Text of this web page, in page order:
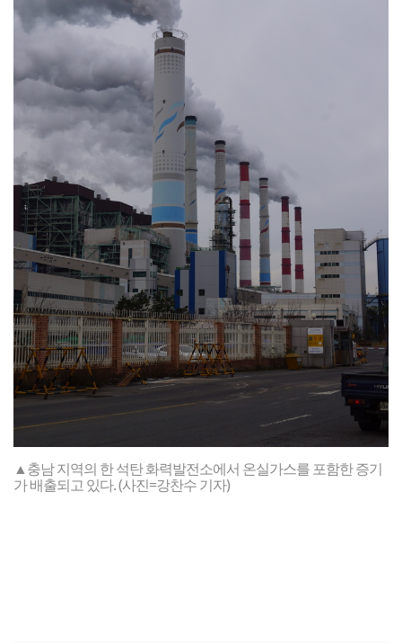
▲충남 지역의 한 석탄 화력발전소에서 온실가스를 포함한 증기
가 배출되고 있다. (사진=강찬수 기자)